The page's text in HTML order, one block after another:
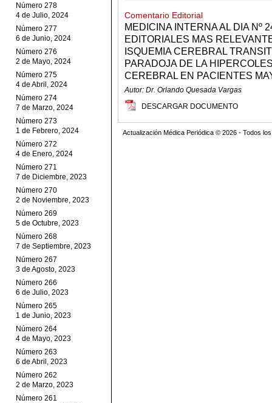
Número 278
4 de Julio, 2024
Número 277
6 de Junio, 2024
Número 276
2 de Mayo, 2024
Número 275
4 de Abril, 2024
Número 274
7 de Marzo, 2024
Número 273
1 de Febrero, 2024
Número 272
4 de Enero, 2024
Número 271
7 de Diciembre, 2023
Número 270
2 de Noviembre, 2023
Número 269
5 de Octubre, 2023
Número 268
7 de Septiembre, 2023
Número 267
3 de Agosto, 2023
Número 266
6 de Julio, 2023
Número 265
1 de Junio, 2023
Número 264
4 de Mayo, 2023
Número 263
6 de Abril, 2023
Número 262
2 de Marzo, 2023
Número 261
Comentario Editorial
MEDICINA INTERNA AL DIA Nº
EDITORIALES MAS
ISQUEMIA CEREBRAL
PARADOJA DE LA
CEREBRAL EN PACIENTES
Autor: Dr. Orlando Quesada Vargas
DESCARGAR DOCUMENTO
Actualización Médica Periódica © 2026 - Todos